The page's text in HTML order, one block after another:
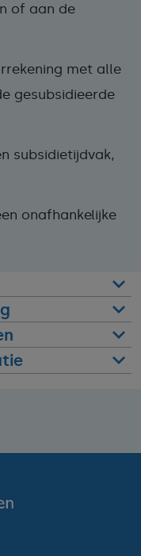
of aan de
met alle
gesubsidieerde
subsidietijdvak,
onafhankelijke